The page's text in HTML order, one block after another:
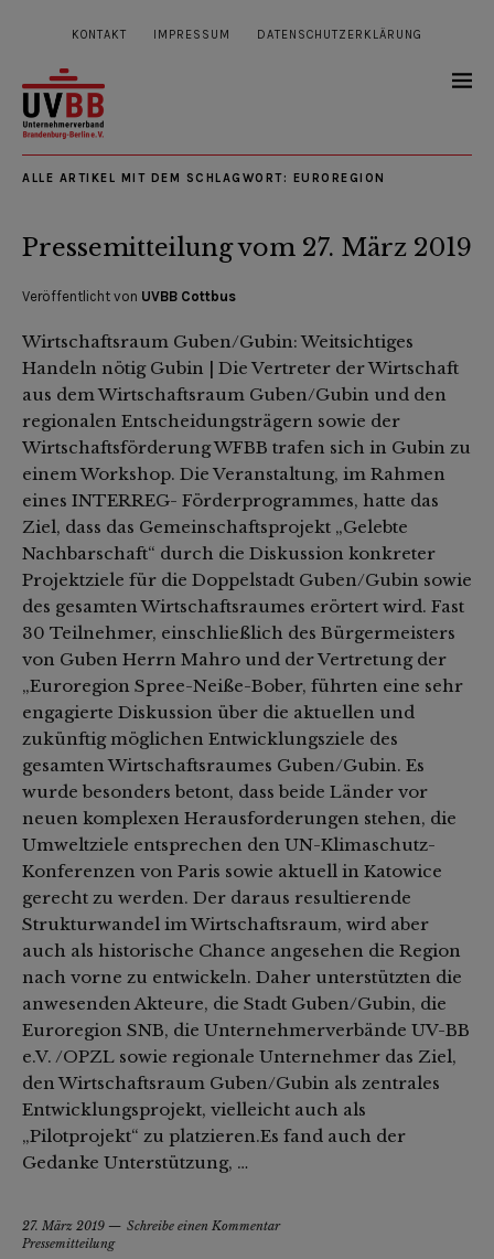
KONTAKT IMPRESSUM DATENSCHUTZERKLÄRUNG
ALLE ARTIKEL MIT DEM SCHLAGWORT: EUROREGION
Pressemitteilung vom 27. März 2019
Veröffentlicht von UVBB Cottbus
Wirtschaftsraum Guben/Gubin: Weitsichtiges
Handeln nötig Gubin | Die Vertreter der Wirtschaft
aus dem Wirtschaftsraum Guben/Gubin und den
regionalen Entscheidungsträgern sowie der
Wirtschaftsförderung WFBB trafen sich in Gubin zu
einem Workshop. Die Veranstaltung, im Rahmen
eines INTERREG- Förderprogrammes, hatte das
Ziel, dass das Gemeinschaftsprojekt „Gelebte
Nachbarschaft“ durch die Diskussion konkreter
Projektziele für die Doppelstadt Guben/Gubin sowie
des gesamten Wirtschaftsraumes erörtert wird. Fast
30 Teilnehmer, einschließlich des Bürgermeisters
von Guben Herrn Mahro und der Vertretung der
„Euroregion Spree-Neiße-Bober, führten eine sehr
engagierte Diskussion über die aktuellen und
zukünftig möglichen Entwicklungsziele des
gesamten Wirtschaftsraumes Guben/Gubin. Es
wurde besonders betont, dass beide Länder vor
neuen komplexen Herausforderungen stehen, die
Umweltziele entsprechen den UN-Klimaschutz-
Konferenzen von Paris sowie aktuell in Katowice
gerecht zu werden. Der daraus resultierende
Strukturwandel im Wirtschaftsraum, wird aber
auch als historische Chance angesehen die Region
nach vorne zu entwickeln. Daher unterstützten die
anwesenden Akteure, die Stadt Guben/Gubin, die
Euroregion SNB, die Unternehmerverbände UV-BB
e.V. /OPZL sowie regionale Unternehmer das Ziel,
den Wirtschaftsraum Guben/Gubin als zentrales
Entwicklungsprojekt, vielleicht auch als
„Pilotprojekt“ zu platzieren.Es fand auch der
Gedanke Unterstützung, …
27. März 2019
Schreibe einen Kommentar
Pressemitteilung